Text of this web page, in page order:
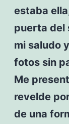
estaba
puerta del
mi saludo
fotos sin
Me
revelde
de una